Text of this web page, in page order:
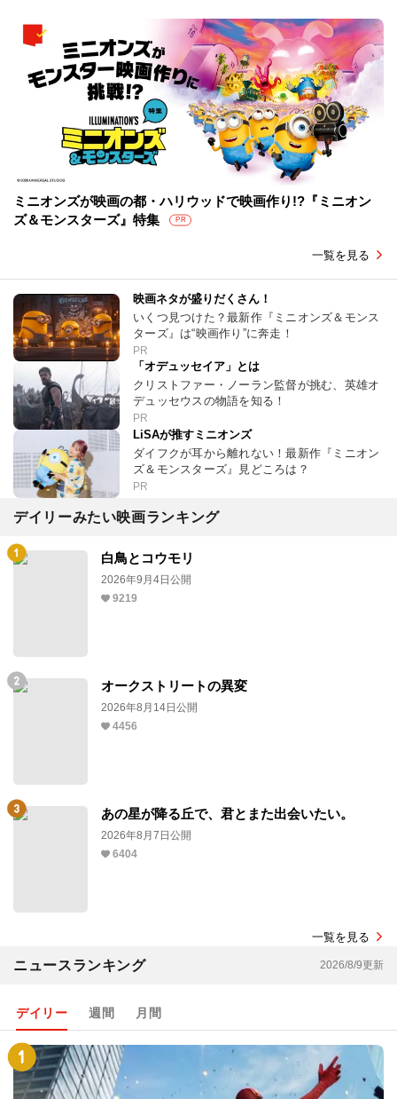
ミニオンズが映画の都・ハリウッドで映画作り!?『ミニオン
ズ＆モンスターズ』特集
PR
一覧を見る
映画ネタが盛りだくさん！
いくつ見つけた？最新作『ミニオンズ＆モンス
ターズ』は“映画作り”に奔走！
PR
「オデュッセイア」とは
クリストファー・ノーラン監督が挑む、英雄オ
デュッセウスの物語を知る！
PR
LiSAが推すミニオンズ
ダイフクが耳から離れない！最新作『ミニオン
ズ＆モンスターズ』見どころは？
PR
デイリーみたい映画ランキング
白鳥とコウモリ
2026年9月4日公開
9219
オークストリートの異変
2026年8月14日公開
4456
あの星が降る丘で、君とまた出会いたい。
2026年8月7日公開
6404
一覧を見る
ニュースランキング 2026/8/9更新
デイリー 週間 月間